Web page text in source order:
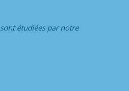
sont étudiées par notre